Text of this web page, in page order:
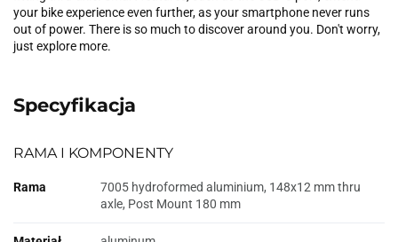
your bike experience even further, as your smartphone never runs
out of power. There is so much to discover around you. Don't worry,
just explore more.
Specyfikacja
RAMA I KOMPONENTY
Rama
7005 hydroformed aluminium, 148x12 mm thru
axle, Post Mount 180 mm